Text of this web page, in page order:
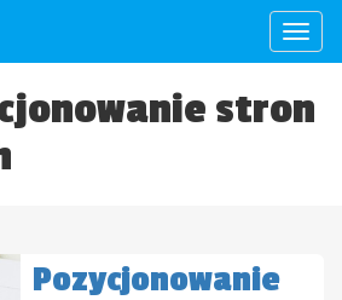
stron
Pozycjonowanie